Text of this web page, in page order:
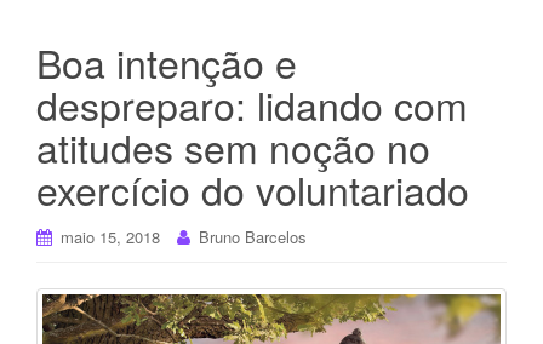
Boa intenção e
despreparo: lidando com
atitudes sem noção no
exercício do voluntariado
maio 15, 2018 Bruno Barcelos